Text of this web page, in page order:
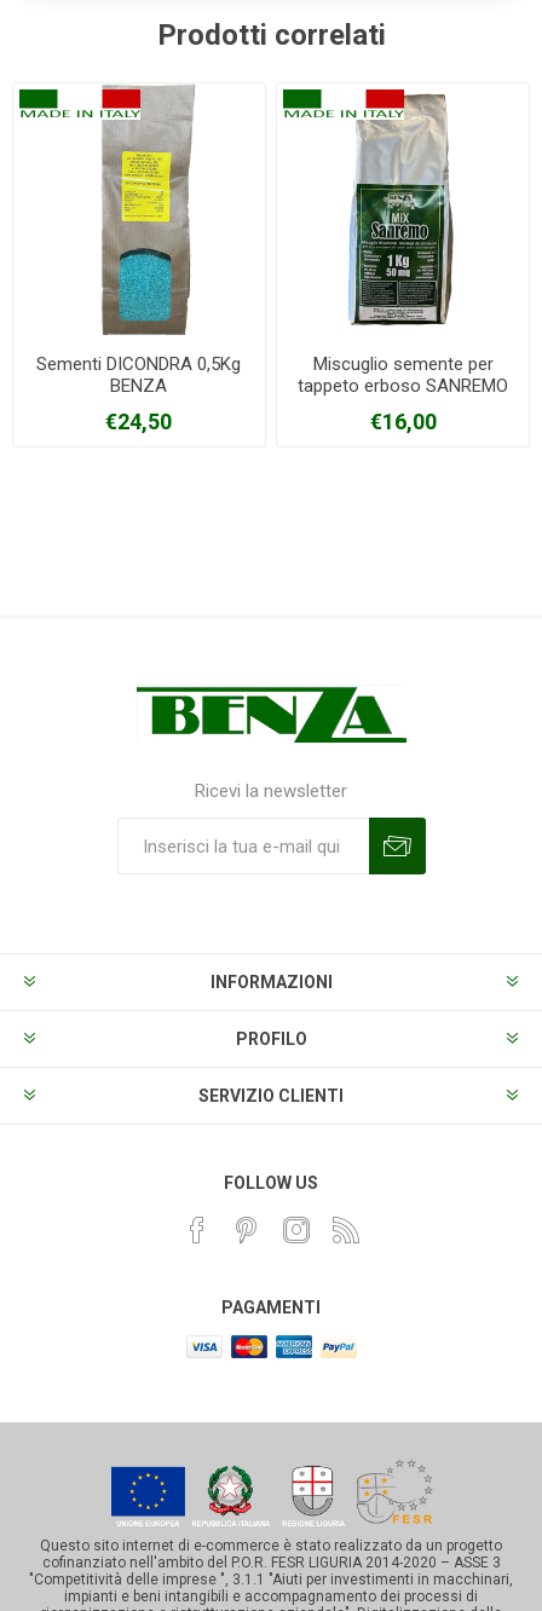
Prodotti correlati
Sementi DICONDRA 0,5Kg
BENZA
€24,50
Miscuglio semente per
tappeto erboso SANREMO
€16,00
Ricevi la newsletter
INFORMAZIONI
PROFILO
SERVIZIO CLIENTI
FOLLOW US
PAGAMENTI
Questo sito internet di e-commerce è stato realizzato da un progetto
cofinanziato nell'ambito del P.O.R. FESR LIGURIA 2014-2020 – ASSE 3
"Competitività delle imprese ", 3.1.1 "Aiuti per investimenti in macchinari,
impianti e beni intangibili e accompagnamento dei processi di